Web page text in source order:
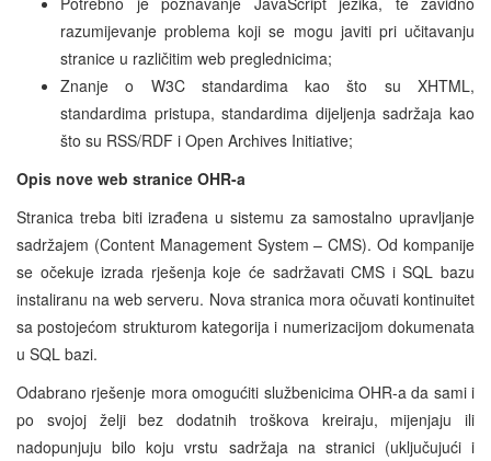
razumijevanje problema koji se mogu javiti pri učitavanju
stranice u različitim web preglednicima;
Znanje o W3C standardima kao što su XHTML,
standardima pristupa, standardima dijeljenja sadržaja kao
što su RSS/RDF i Open Archives Initiative;
Opis nove web stranice OHR-a
Stranica treba biti izrađena u sistemu za samostalno upravljanje
sadržajem (Content Management System – CMS). Od kompanije
se očekuje izrada rješenja koje će sadržavati CMS i SQL bazu
instaliranu na web serveru. Nova stranica mora očuvati kontinuitet
sa postojećom strukturom kategorija i numerizacijom dokumenata
u SQL bazi.
Odabrano rješenje mora omogućiti službenicima OHR-a da sami i
po svojoj želji bez dodatnih troškova kreiraju, mijenjaju ili
nadopunjuju bilo koju vrstu sadržaja na stranici (uključujući i